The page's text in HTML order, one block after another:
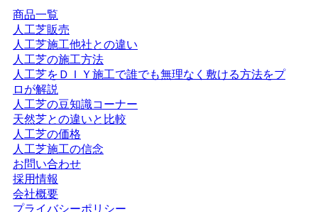
っしゃいますが、経年による端のめくれや、仕上がりの差
が出る継ぎ目の処理などは、プロである私たちにお任せく
ださい。施工実績も豊富にあり、土地の形状に合わせた精
密なカット技術で、まるで一枚の絨毯のような美しい仕上
がりをお約束します。メンテナンスフリーで、四季を通じ
てお庭を眺める楽しみをご提供いたします。
2026.5.19
最近では幼稚園や保育園、学校の校庭に人工芝を導入する
ケースが非常に増えています。当社の人工芝は水はけが非
常に良いため、雨上がりでも泥にまみれることなく、子ど
もたちがすぐにお外で遊べるのが最大のメリットです。都
市部の施設でも、土埃の舞い上がりを防ぎ、限られたスペ
商品一覧
人工芝販売
人工芝施工他社との違い
人工芝の施工方法
人工芝をＤＩＹ施工で誰でも無理なく敷ける方法をプ
ロが解説
人工芝の豆知識コーナー
天然芝との違いと比較
人工芝の価格
人工芝施工の信念
お問い合わせ
採用情報
会社概要
プライバシーポリシー